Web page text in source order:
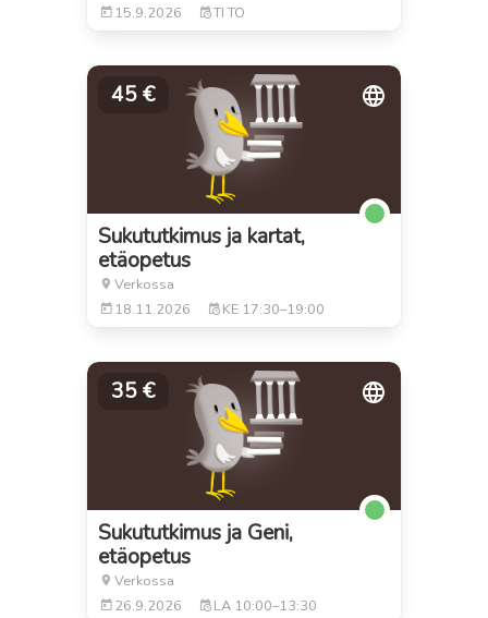
15.9.2026
TITO
45 €
Sukututkimus ja kartat,
etäopetus
Verkossa
18.11.2026
KE 17:30–19:00
35 €
Sukututkimus ja Geni,
etäopetus
Verkossa
26.9.2026
LA 10:00–13:30